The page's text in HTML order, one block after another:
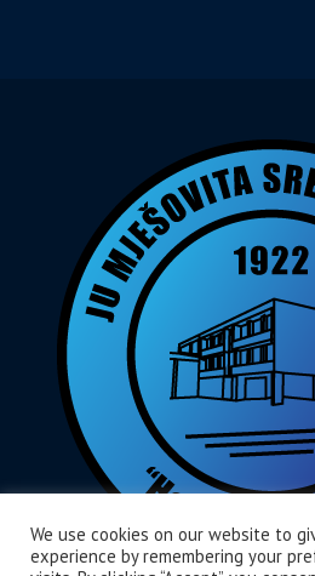
We use cookies on our website to
experience by remembering your